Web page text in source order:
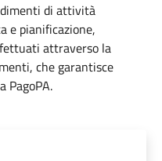
di attività
e pianificazione,
attraverso la
che garantisce
PagoPA.